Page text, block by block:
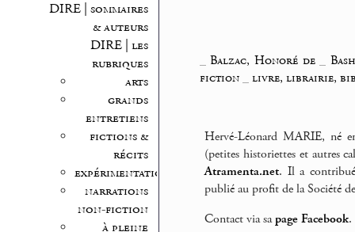
DIRE | sommaires
& auteurs
DIRE | les
rubriques
arts
grands
entretiens
fictions &
récits
expérimentation
narrations
non-fiction
à pleine
_Balzac, Honoré de_
fiction_ livre, librairie,
Hervé-Léonard MARIE, né
(petites historiettes et autres
Atramenta.net. Il a
publié au profit de la Société
Contact via sapage Facebook.